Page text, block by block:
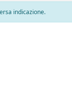
indicazione.